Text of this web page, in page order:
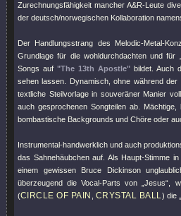
Zurechnungsfähigkeit mancher A&R-Leute
der deutsch/norwegischen Kollaboration
Der Handlungsstrang des Melodic-Metal-
Grundlage für die wohldurchdachten und für
Songs auf"The 13th Apostle" bildet. Auch
sehen lassen. Dynamisch, ohne während
textliche Steilvorlage in souveräner Manier
auch gesprochenen Songteilen ab.
bombastische Backgrounds und Chöre oder
Instrumental-handwerklich und auch
das Sahnehäubchen auf. Als Haupt-Stimme
einem gewissen Bruce Dickinson
überzeugend die Vocal-Parts von „Jesus“,
(CIRCLE OF PAIN CRYSTAL BALL) die